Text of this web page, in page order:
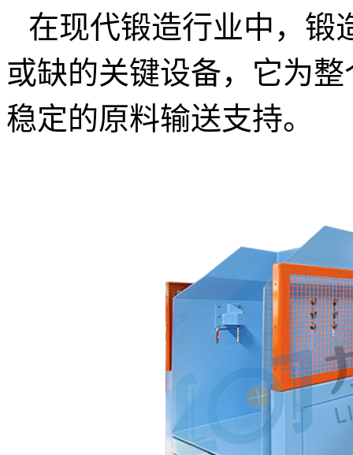
在现代锻造行业中，锻
或缺的关键设备，它为
稳定的原料输送支持。